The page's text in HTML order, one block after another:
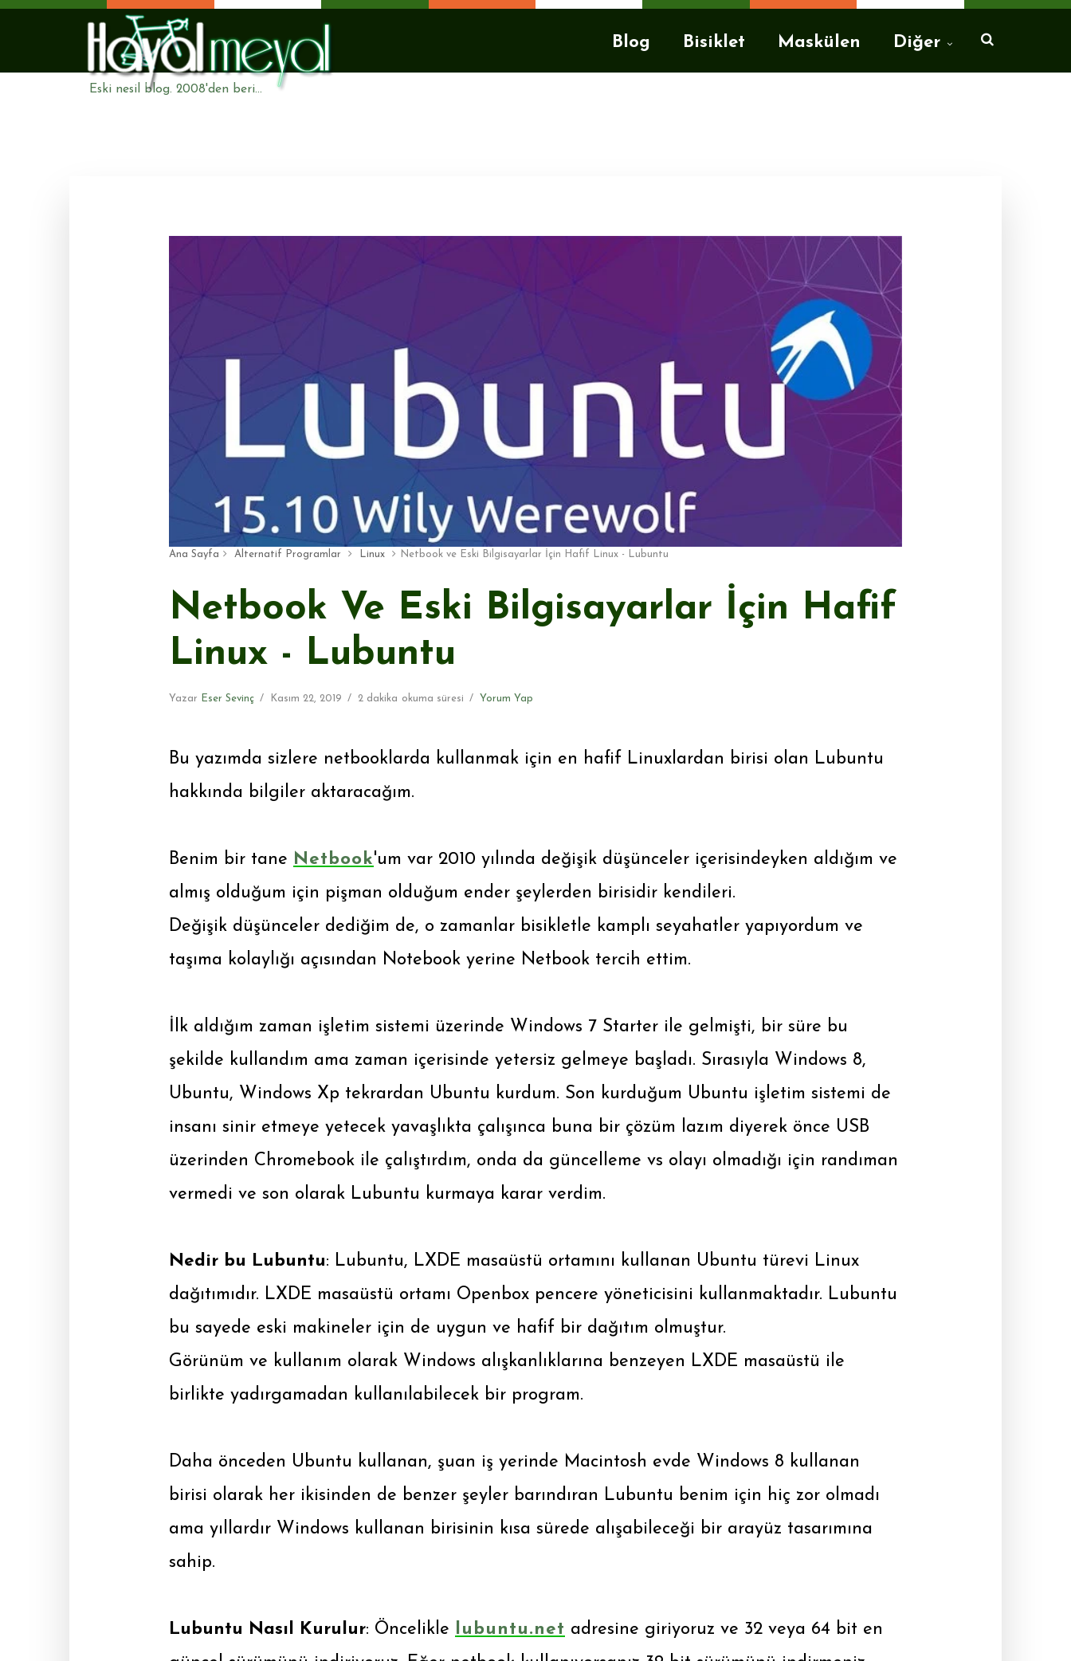
Blog Bisiklet Maskülen Diğer
Eski nesil blog. 2008'den beri...
Ana Sayfa Alternatif Programlar Linux Netbook ve Eski Bilgisayarlar İçin Hafif Linux - Lubuntu
Netbook Ve Eski Bilgisayarlar İçin Hafif
Linux - Lubuntu
Yazar Eser Sevinç Kasım 22, 2019 2 dakika okuma süresi Yorum Yap
Bu yazımda sizlere netbooklarda kullanmak için en hafif Linuxlardan birisi olan Lubuntu
hakkında bilgiler aktaracağım.
Benim bir tane Netbook'um var 2010 yılında değişik düşünceler içerisindeyken aldığım ve
almış olduğum için pişman olduğum ender şeylerden birisidir kendileri.
Değişik düşünceler dediğim de, o zamanlar bisikletle kamplı seyahatler yapıyordum ve
taşıma kolaylığı açısından Notebook yerine Netbook tercih ettim.
İlk aldığım zaman işletim sistemi üzerinde Windows 7 Starter ile gelmişti, bir süre bu
şekilde kullandım ama zaman içerisinde yetersiz gelmeye başladı. Sırasıyla Windows 8,
Ubuntu, Windows Xp tekrardan Ubuntu kurdum. Son kurduğum Ubuntu işletim sistemi de
insanı sinir etmeye yetecek yavaşlıkta çalışınca buna bir çözüm lazım diyerek önce USB
üzerinden Chromebook ile çalıştırdım, onda da güncelleme vs olayı olmadığı için randıman
vermedi ve son olarak Lubuntu kurmaya karar verdim.
Nedir bu Lubuntu: Lubuntu, LXDE masaüstü ortamını kullanan Ubuntu türevi Linux
dağıtımıdır. LXDE masaüstü ortamı Openbox pencere yöneticisini kullanmaktadır. Lubuntu
bu sayede eski makineler için de uygun ve hafif bir dağıtım olmuştur.
Görünüm ve kullanım olarak Windows alışkanlıklarına benzeyen LXDE masaüstü ile
birlikte yadırgamadan kullanılabilecek bir program.
Daha önceden Ubuntu kullanan, şuan iş yerinde Macintosh evde Windows 8 kullanan
birisi olarak her ikisinden de benzer şeyler barındıran Lubuntu benim için hiç zor olmadı
ama yıllardır Windows kullanan birisinin kısa sürede alışabileceği bir arayüz tasarımına
sahip.
Lubuntu Nasıl Kurulur: Öncelikle lubuntu.net adresine giriyoruz ve 32 veya 64 bit en